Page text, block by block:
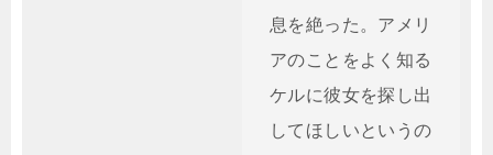
息を絶った。アメリ
アのことをよく知る
ケルに彼女を探し出
してほしいというの